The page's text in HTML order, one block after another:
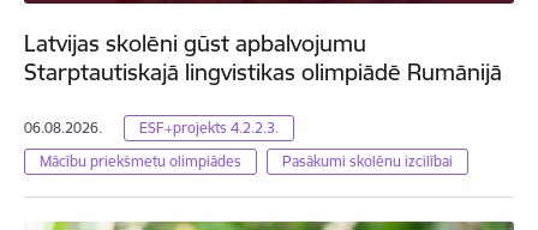
Latvijas skolēni gūst apbalvojumu
Starptautiskajā lingvistikas olimpiādē Rumānijā
06.08.2026.
ESF+projekts 4.2.2.3.
Mācību priekšmetu olimpiādes
Pasākumi skolēnu izcilībai